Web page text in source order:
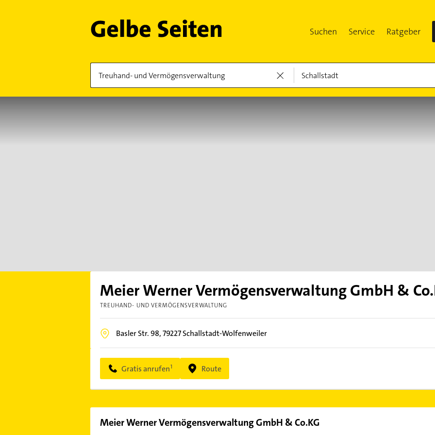
Suchen Service Ratgeber
Meier Werner Vermögensverwaltung GmbH &
TREUHAND- UND VERMÖGENSVERWALTUNG
Basler Str. 98,79227Schallstadt-Wolfenweiler
Gratis anrufen Route
Meier Werner Vermögensverwaltung GmbH & Co.KG